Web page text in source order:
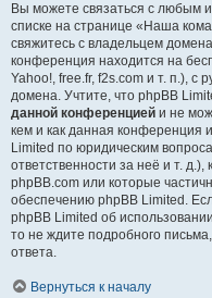
Вы можете связаться с любым
списке на странице «Наша
свяжитесь с владельцем
конференция находится на
Yahoo!, free.fr, f2s.com и т. п.), с
домена. Учтите, что phpBB
данной конференцией и не
кем и как данная конференция
Limited по юридическим
ответственности за неё и т. д.),
phpBB.com или которые
обеспечению phpBB Limited.
phpBB Limited об
то не ждите подробного
ответа.
Вернуться к началу